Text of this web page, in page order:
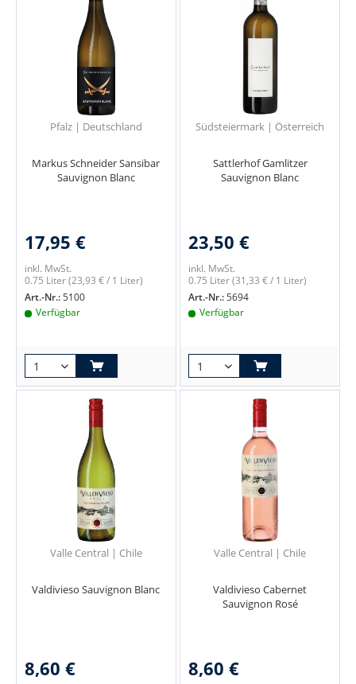
Pfalz | Deutschland
Markus Schneider Sansibar
Sauvignon Blanc
17,95 €
inkl. MwSt.
0.75 Liter(23,93 € / 1 Liter)
Art.-Nr.:5100
Verfügbar
Südsteiermark | Österreich
Sattlerhof Gamlitzer
Sauvignon Blanc
23,50 €
inkl. MwSt.
0.75 Liter(31,33 € / 1 Liter)
Art.-Nr.:5694
Verfügbar
Valle Central | Chile
Valdivieso Sauvignon Blanc
8,60 €
Valle Central | Chile
Valdivieso Cabernet
Sauvignon Rosé
8,60 €